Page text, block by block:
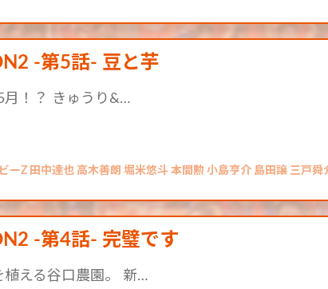
-第5話- 豆と芋
月！？ きゅうり&…
ーZ 田中達也 高木善朗 堀米悠斗 本間勲 小島亨介 島田譲 三戸
-第4話- 完璧です
植える谷口農園。 新…